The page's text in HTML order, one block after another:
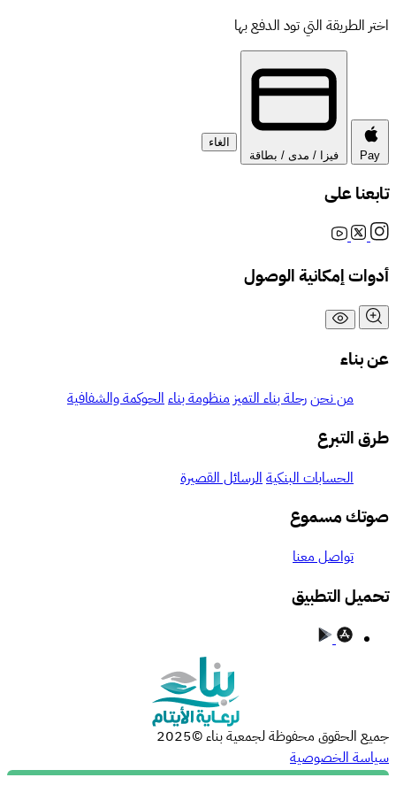
الطريقة التي تود الدفع بها
فيزا / مدى / بطاقة
على
إمكانية الوصول
بناء
من نحنرحلة بناء التميزمنظومة بناء الحوكمة والشفافية
التبرع
الحسابات البنكيةالرسائل القصيرة
مسموع
تواصل معنا
التطبيق
الحقوق محفوظة لجمعية بناء ©2025
الخصوصية